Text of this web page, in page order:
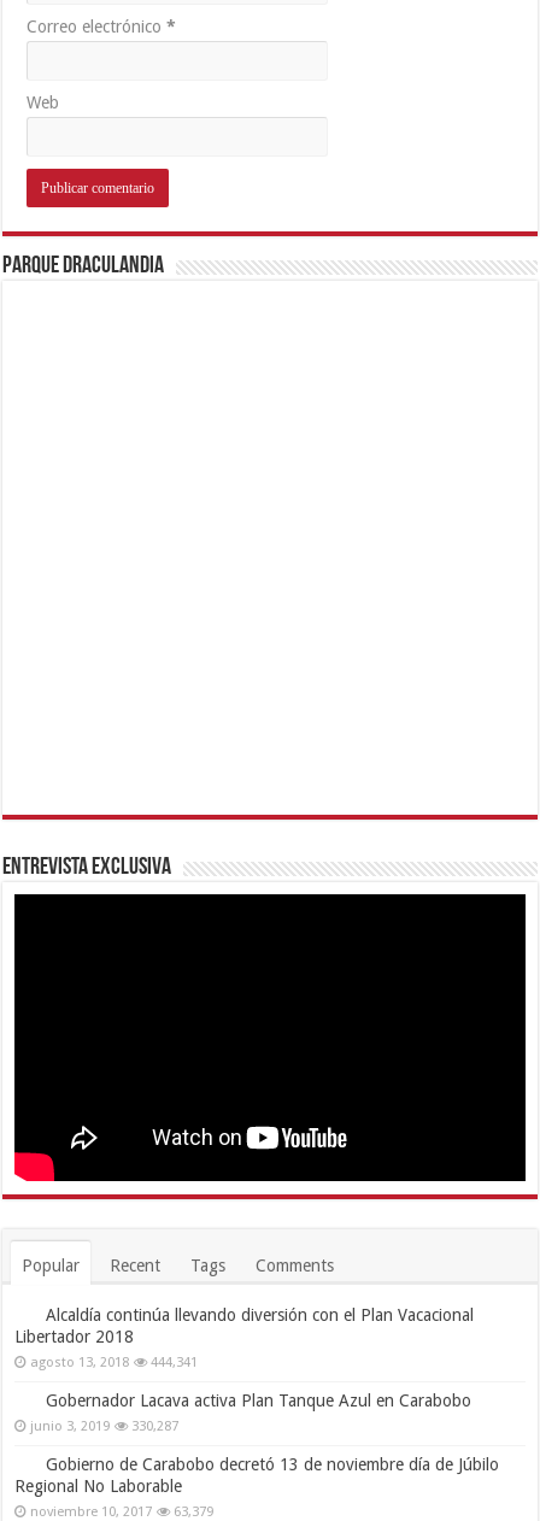
Correo electrónico*
Web
Parque Draculandia
Entrevista Exclusiva
Popular Recent Tags Comments
Alcaldía continúa llevando diversión con el Plan Vacacional
Libertador 2018
agosto 13, 2018 444,341
Gobernador Lacava activa Plan Tanque Azul en Carabobo
junio 3, 2019 330,287
Gobierno de Carabobo decretó 13 de noviembre día de Júbilo
Regional No Laborable
noviembre 10, 2017 63,379